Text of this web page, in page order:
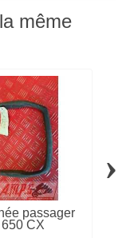
même
passager
650 CX
›